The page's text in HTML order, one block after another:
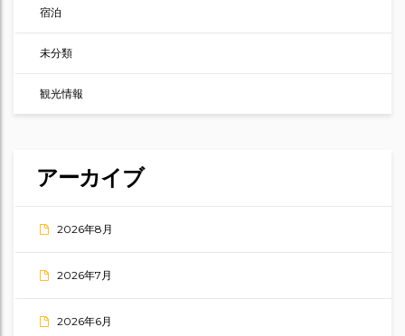
宿泊
未分類
観光情報
アーカイブ
2026年8月
2026年7月
2026年6月